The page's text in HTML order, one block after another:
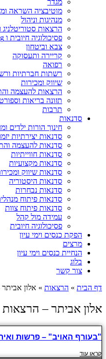
מגדר
מוטיבציה השראה
מנהיגות וניהול
הרצאות
פסיכולוגיה חיובית ו Wellbeing
צבא וביטחון
קריירה ותעסוקה
רפואה
רשתות חברתיות
שיווק ומכירות
הרצאות להעצמה
תזונה בריאות
תרבות
סדנאות
חינוך הורות ילדים
סדנאות יצירתיות
סדנאות להעצמה
סדנאות חווייתיות
סדנאות מקצועיות
סדנאות שיווק
סדנאות היסטוריה
סדנאות נבחרות
סדנאות פיתוח
סדנאות פיתוח צוות
עמידה מול קהל
פסיכולוגיה חיובית
הפקת כנסים וימי עיון
מרצים
הנחיית כנסים וימי עיון
בלוג
צור קשר
דף הבית » הרצאות » אלון
אלון אביתר – הרצאות
"בעורף האויב" – פרשות
קראו עוד